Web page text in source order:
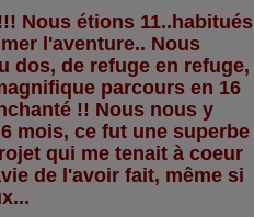
Nous étions 11..habitués
l'aventure.. Nous
dos, de refuge en refuge,
parcours en 16
!! Nous nous y
mois, ce fut une superbe
qui me tenait à coeur
de l'avoir fait, même si